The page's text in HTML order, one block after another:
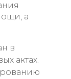
а
в
актах.